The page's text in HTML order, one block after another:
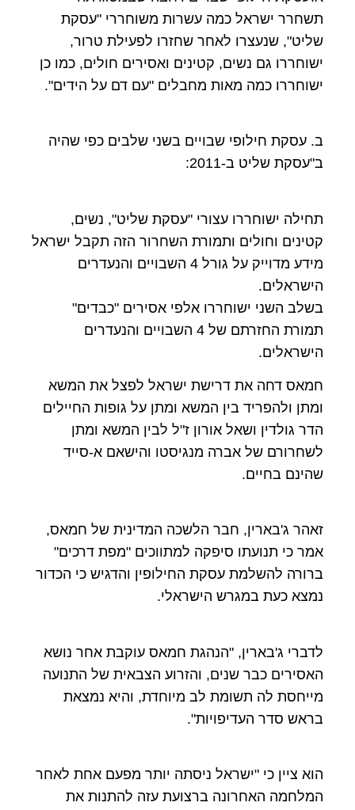
תשחרר ישראל כמה עשרות משוחררי "עסקת
שליט", שנעצרו לאחר שחזרו לפעילת טרור,
ישוחררו גם נשים, קטינים ואסירים חולים, כמו כן
ישוחררו כמה מאות מחבלים "עם דם על הידים".
ב. עסקת חילופי שבויים בשני שלבים כפי שהיה
ב"עסקת שליט ב-2011:
תחילה ישוחררו עצורי "עסקת שליט", נשים,
קטינים וחולים ותמורת השחרור הזה תקבל ישראל
מידע מדוייק על גורל 4 השבויים והנעדרים
הישראלים.
בשלב השני ישוחררו אלפי אסירים "כבדים"
תמורת החזרתם של 4 השבויים והנעדרים
הישראלים.
חמאס דחה את דרישת ישראל לפצל את המשא
ומתן ולהפריד בין המשא ומתן על גופות החיילים
הדר גולדין ושאל אורון ז"ל לבין המשא ומתן
לשחרורם של אברה מנגיסטו והישאם א-סייד
שהינם בחיים.
זאהר ג'בארין, חבר הלשכה המדינית של חמאס,
אמר כי תנועתו סיפקה למתווכים "מפת דרכים"
ברורה להשלמת עסקת החילופין והדגיש כי הכדור
נמצא כעת במגרש הישראלי.
לדברי ג'בארין, "הנהגת חמאס עוקבת אחר נושא
האסירים כבר שנים, והזרוע הצבאית של התנועה
מייחסת לה תשומת לב מיוחדת, והיא נמצאת
בראש סדר העדיפויות".
הוא ציין כי "ישראל ניסתה יותר מפעם אחת לאחר
המלחמה האחרונה ברצועת עזה להתנות את